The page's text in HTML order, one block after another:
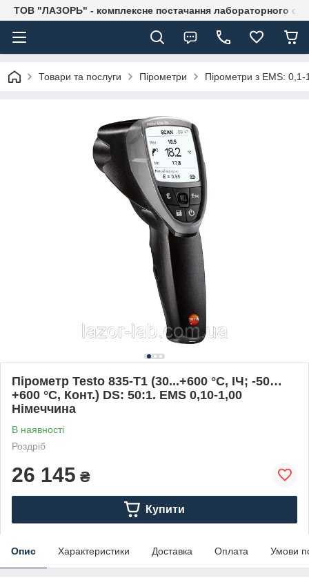
ТОВ "ЛАЗОРЬ" - комплексне постачання лабораторного
Товари та послуги Пірометри Пірометри з EMS: 0,1-
Пірометр Testo 835-T1 (30...+600 °C, ІЧ; -50…
+600 °C, Конт.) DS: 50:1. EMS 0,10-1,00
Німеччина
В наявності
Роздріб
26 145 ₴
Купити
Опис Характеристики Доставка Оплата Умови